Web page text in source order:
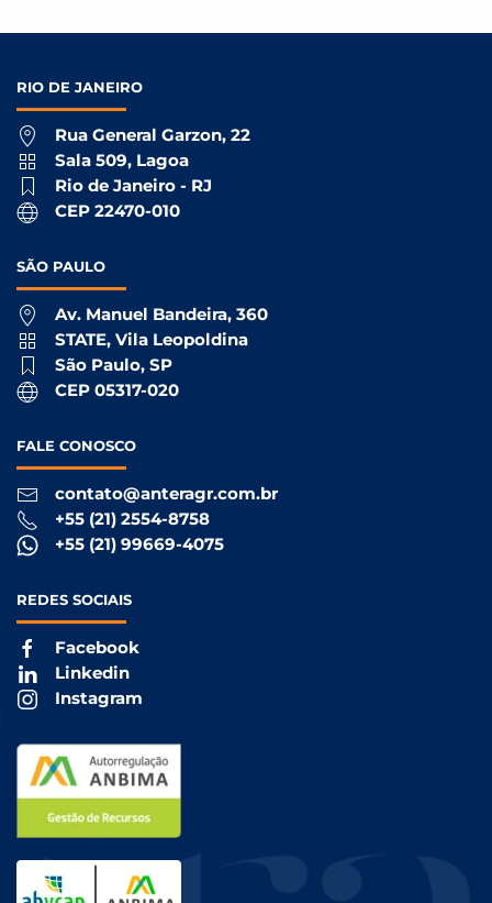
RIO DE JANEIRO
Rua General Garzon, 22
Sala 509, Lagoa
Rio de Janeiro - RJ
CEP 22470-010
SÃO PAULO
Av. Manuel Bandeira, 360
STATE, Vila Leopoldina
São Paulo, SP
CEP 05317-020
FALE CONOSCO
contato@anteragr.com.br
+55 (21) 2554-8758
+55 (21) 99669-4075
REDES SOCIAIS
Facebook
Linkedin
Instagram